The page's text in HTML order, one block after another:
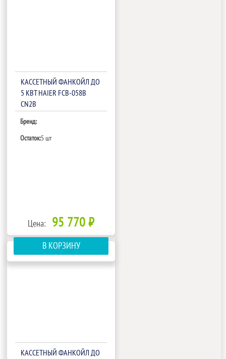
КАССЕТНЫЙ ФАНКОЙЛ ДО
5 КВТ HAIER FCB-058B
CN2B
Бренд:
Остаток:5 шт
Цена: 95 770 ₽
В КОРЗИНУ
КАССЕТНЫЙ ФАНКОЙЛ ДО